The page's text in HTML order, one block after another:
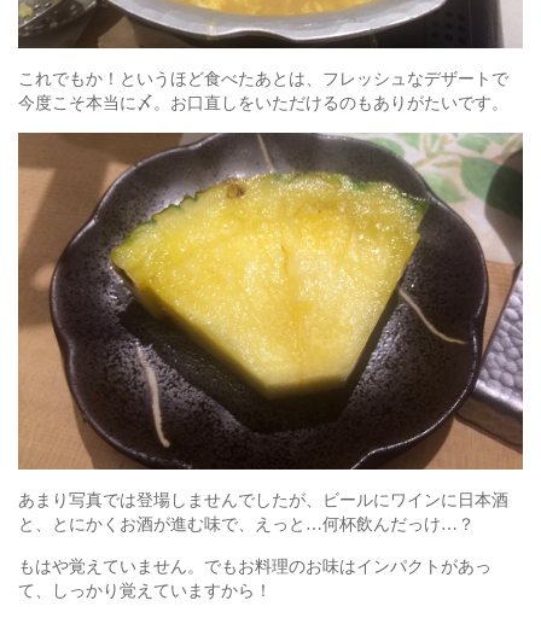
これでもか！というほど食べたあとは、フレッシュなデザートで
今度こそ本当に〆。お口直しをいただけるのもありがたいです。
あまり写真では登場しませんでしたが、ビールにワインに日本酒
と、とにかくお酒が進む味で、えっと…何杯飲んだっけ…？
もはや覚えていません。でもお料理のお味はインパクトがあっ
て、しっかり覚えていますから！